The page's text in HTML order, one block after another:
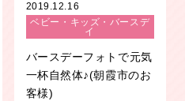
2019.12.16
ベビー・キッズ・バースデ
イ
バースデーフォトで元気
一杯自然体♪(朝霞市のお
客様)